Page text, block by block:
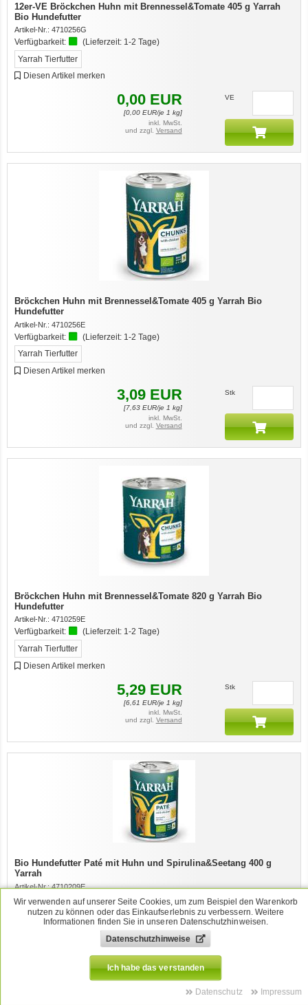
12er-VE Bröckchen Huhn mit Brennessel&Tomate 405 g Yarrah
Bio Hundefutter
Artikel-Nr.: 4710256G
Verfügbarkeit: (Lieferzeit: 1-2 Tage)
Yarrah Tierfutter
Diesen Artikel merken
0,00 EUR
[0,00EUR/je 1 kg]
inkl. MwSt.
und zzgl. Versand
VE
Bröckchen Huhn mit Brennessel&Tomate 405 g Yarrah Bio
Hundefutter
Artikel-Nr.: 4710256E
Verfügbarkeit: (Lieferzeit: 1-2 Tage)
Yarrah Tierfutter
Diesen Artikel merken
3,09 EUR
[7,63EUR/je 1 kg]
inkl. MwSt.
und zzgl. Versand
Stk
Bröckchen Huhn mit Brennessel&Tomate 820 g Yarrah Bio
Hundefutter
Artikel-Nr.: 4710259E
Verfügbarkeit: (Lieferzeit: 1-2 Tage)
Yarrah Tierfutter
Diesen Artikel merken
5,29 EUR
[6,61 EUR/je 1 kg]
inkl. MwSt.
und zzgl. Versand
Stk
Bio Hundefutter Paté mit Huhn und Spirulina&Seetang 400 g
Yarrah
Artikel-Nr.:4710209E
Verfügbarkeit: (Lieferzeit:1-2 Tage)
Yarrah Tierfutter
Diesen Artikel merken
3,39 EUR
[8,48EUR/je 1 kg]
inkl. MwSt.
Wir verwenden auf unserer Seite Cookies, um zum Beispiel den Warenkorb
nutzen zu können oder das Einkaufserlebnis zu verbessern. Weitere
Informationen finden Sie in unseren Datenschutzhinweisen.
Datenschutzhinweise
Ich habe das verstanden
Datenschutz Impressum